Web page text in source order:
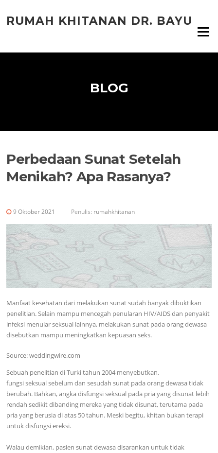
konten
RUMAH KHITANAN DR. BAYU
Menu
BLOG
Perbedaan Sunat Setelah
Menikah? Apa Rasanya?
9 Oktober 2021 Penulis: rumahkhitanan
Manfaat kesehatan dari melakukan sunat sudah banyak dibuktikan
penelitian. Selain mampu mencegah penularan HIV/AIDS dan penyakit
infeksi menular seksual lainnya, melakukan sunat pada orang dewasa
disebutkan mampu meningkatkan kepuasan seks.
Source: weddingwire.com
Sebuah penelitian di Turki tahun 2004 menyebutkan,
fungsi seksual sebelum dan sesudah sunat pada orang dewasa tidak
berubah. Bahkan, angka disfungsi seksual pada pria yang disunat lebih
rendah sedikit dibanding mereka yang tidak disunat, terutama pada
pria yang berusia di atas 50 tahun. Meski begitu, khitan bukan terapi
untuk disfungsi ereksi.
Walau demikian, pasien sunat dewasa disarankan untuk tidak